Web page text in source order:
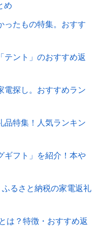
め
ったもの特集。おすす
テント」のおすすめ返
電探し。おすすめラン
品特集！人気ランキン
ギフト」を紹介！本や
るさと納税の家電返礼
は？特徴・おすすめ返